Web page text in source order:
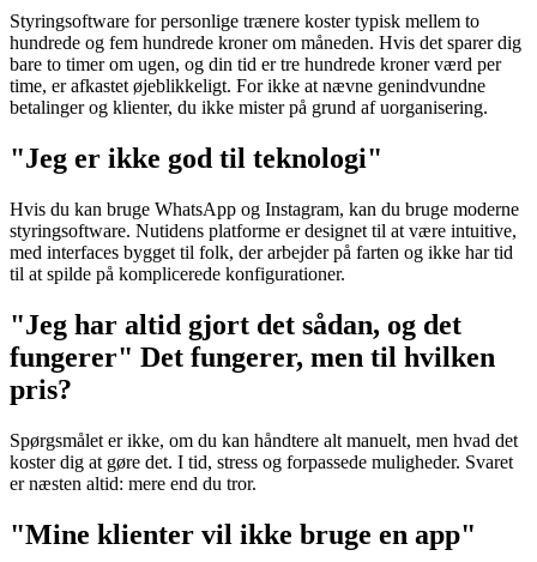
Styringsoftware for personlige trænere koster typisk mellem to
hundrede og fem hundrede kroner om måneden. Hvis det sparer dig
bare to timer om ugen, og din tid er tre hundrede kroner værd per
time, er afkastet øjeblikkeligt. For ikke at nævne genindvundne
betalinger og klienter, du ikke mister på grund af uorganisering.
"Jeg er ikke god til teknologi"
Hvis du kan bruge WhatsApp og Instagram, kan du bruge moderne
styringsoftware. Nutidens platforme er designet til at være intuitive,
med interfaces bygget til folk, der arbejder på farten og ikke har tid
til at spilde på komplicerede konfigurationer.
"Jeg har altid gjort det sådan, og det
fungerer" Det fungerer, men til hvilken
pris?
Spørgsmålet er ikke, om du kan håndtere alt manuelt, men hvad det
koster dig at gøre det. I tid, stress og forpassede muligheder. Svaret
er næsten altid: mere end du tror.
"Mine klienter vil ikke bruge en app"